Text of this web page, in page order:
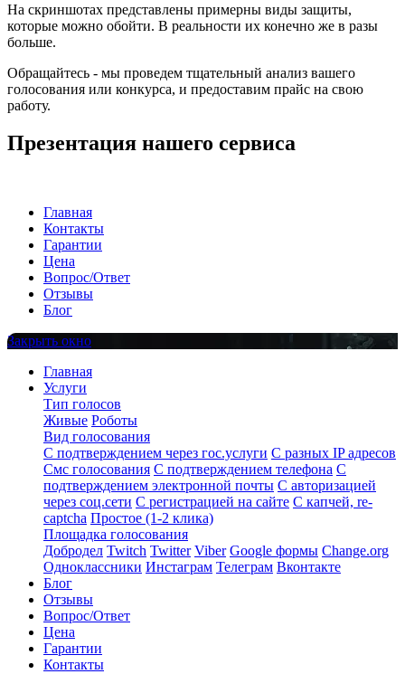
На скриншотах представлены примерны виды защиты,
которые можно обойти. В реальности их конечно же в разы
больше.
Обращайтесь - мы проведем тщательный анализ вашего
голосования или конкурса, и предоставим прайс на свою
работу.
Презентация нашего сервиса
Главная
Контакты
Гарантии
Цена
Вопрос/Ответ
Отзывы
Блог
Закрыть окно
Главная
Услуги
Тип голосов
Живые Роботы
Вид голосования
С подтверждением через гос.услуги С разных IP адресов
Смс голосования С подтверждением телефона С
подтверждением электронной почты С авторизацией
через соц.сети С регистрацией на сайте С капчей, re-
captcha Простое (1-2 клика)
Площадка голосования
Добродел Twitch Twitter Viber Google формы Change.org
Одноклассники Инстаграм Телеграм Вконтакте
Блог
Отзывы
Вопрос/Ответ
Цена
Гарантии
Контакты